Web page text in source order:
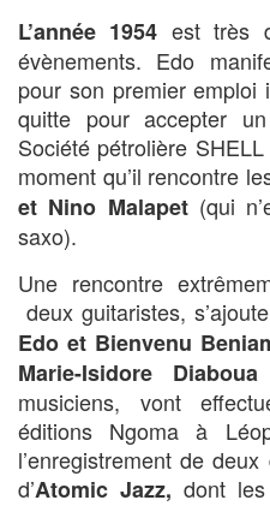
L’année 1954 est très
évènements. Edo
pour son premier
quitte pour accepter
Société pétrolière
moment qu’il rencontre
et Nino Malapet(qui
saxo).
Une rencontre
deux guitaristes,
Edo et Bienvenu
Marie-Isidore Diaboua
musiciens, vont
éditions Ngoma à
l’enregistrement de
d’Atomic Jazz,dont